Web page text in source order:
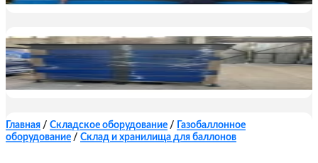
Главная / Складское оборудование /
Газобаллонное
оборудование / Склад и хранилища для баллонов